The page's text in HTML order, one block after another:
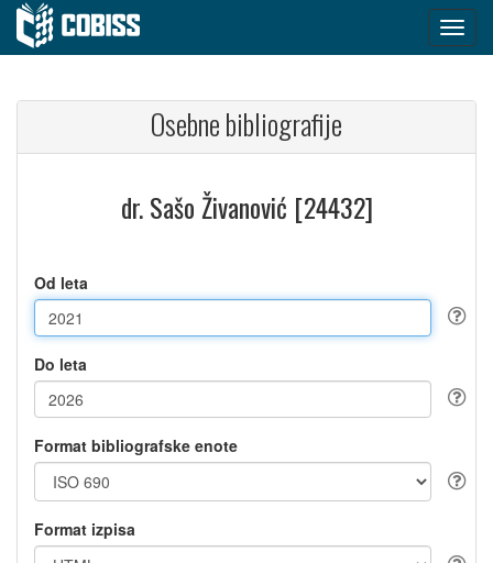
Osebne bibliografije
dr. Sašo Živanović [24432]
Od leta
Do leta
Format bibliografske enote
Format izpisa